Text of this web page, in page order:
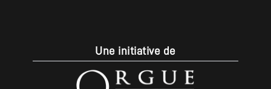
Une initiative de